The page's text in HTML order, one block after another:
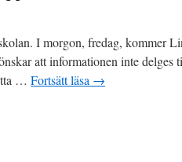
I morgon, fredag, kommer
att informationen inte delges
… Fortsätt läsa →